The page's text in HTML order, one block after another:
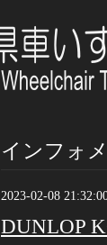
インフォ
2023-02-08
DUNLOP